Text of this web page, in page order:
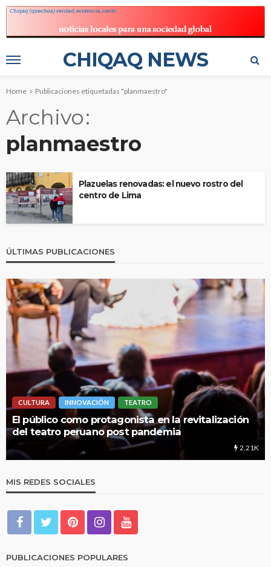
CHIQAQ NEWS
Home Publicaciones etiquetadas "planmaestro"
Archivo
planmaestro
Plazuelas renovadas: el nuevo rostro del
centro de Lima
ÚLTIMAS PUBLICACIONES
CULTURA INNOVACIÓN TEATRO
público como protagonista en la revitalización
teatro peruano post pandemia
2.21K
MIS REDES SOCIALES
PUBLICACIONES POPULARES